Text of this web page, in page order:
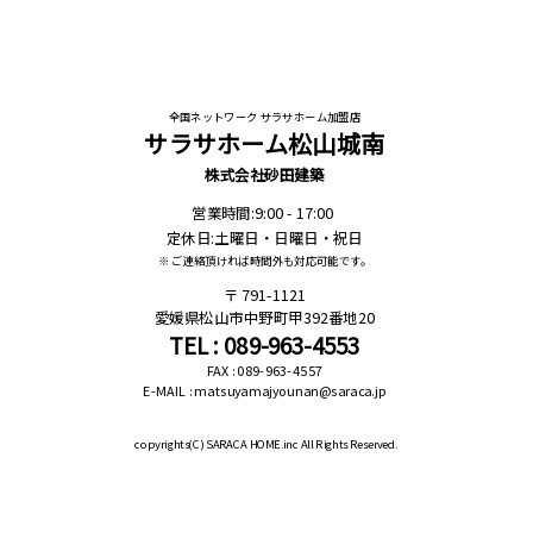
全国ネットワーク サラサホーム加盟店
サラサホーム松山城南
株式会社砂田建築
営業時間:9:00 - 17:00
定休日:土曜日・日曜日・祝日
※ ご連絡頂ければ時間外も対応可能です。
791-1121
愛媛県松山市中野町甲392番地20
TEL : 089-963-4553
FAX : 089-963-4557
E-MAIL : matsuyamajyounan@saraca.jp
copyrights(C)SARACA HOME.inc All Rights Reserved.